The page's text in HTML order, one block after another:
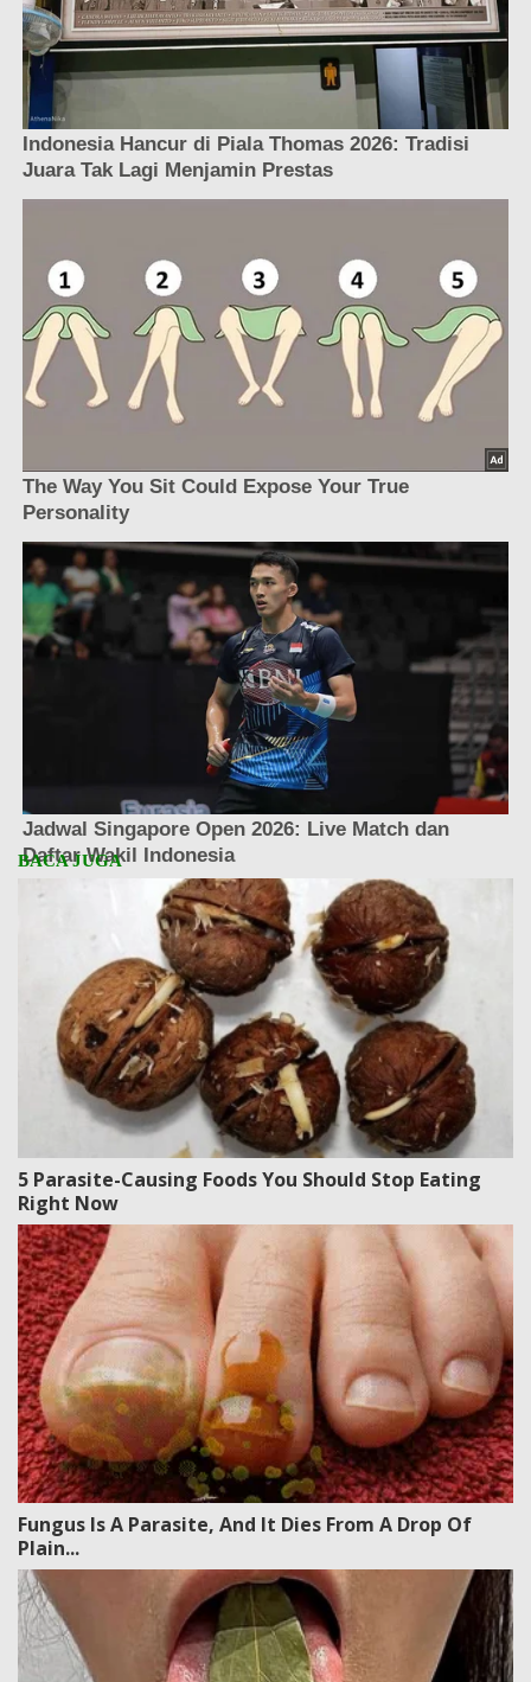
5 Parasite-Causing Foods You Should Stop Eating
Right Now
Fungus Is A Parasite, And It Dies From A Drop Of
Plain...